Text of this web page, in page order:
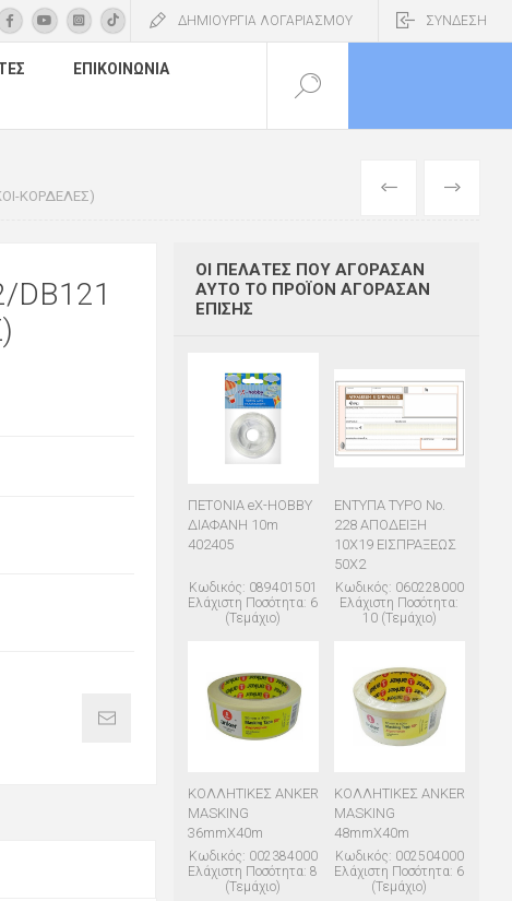
ΔΗΜΙΟΥΡΓΙΑ ΛΟΓΑΡΙΑΣΜΟΥ ΣΥΝΔΕΣΗ
ΕΠΙΚΟΙΝΩΝΊΑ
ΚΟΡΔΕΛΕΣ) ΕΠΌΜΕΝΟ
DB121
ΟΙ ΠΕΛΆΤΕΣ ΠΟΥ ΑΓΌΡΑΣΑΝ
ΑΥΤΌ ΤΟ ΠΡΟΪΌΝ ΑΓΌΡΑΣΑΝ
ΕΠΊΣΗΣ
ΠΕΤΟΝΙΑ eX-HOBBY
ΔΙΑΦΑΝΗ 10m
402405
Κωδικός: 089401501
Ελάχιστη Ποσότητα: 6
(Τεμάχιο)
ΕΝΤΥΠΑ TYPO Νο.
228 ΑΠΟΔΕΙΞΗ
10Χ19 ΕΙΣΠΡΑΞΕΩΣ
50Χ2
Κωδικός: 060228000
Ελάχιστη Ποσότητα:
10 (Τεμάχιο)
ΚΟΛΛΗΤΙΚΕΣ ANKER
MASKING
36mmΧ40m
Κωδικός: 002384000
Ελάχιστη Ποσότητα: 8
(Τεμάχιο)
ΚΟΛΛΗΤΙΚΕΣ ANKER
MASKING
48mmΧ40m
Κωδικός: 002504000
Ελάχιστη Ποσότητα: 6
(Τεμάχιο)